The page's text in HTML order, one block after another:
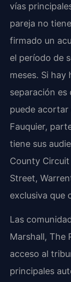
vías
pareja no
firmado un
el período de
meses. Si hay
separación es
puede acortar
Fauquier,
tiene sus
County
Street,
exclusiva que
Las
Marshall, The
acceso al
principales